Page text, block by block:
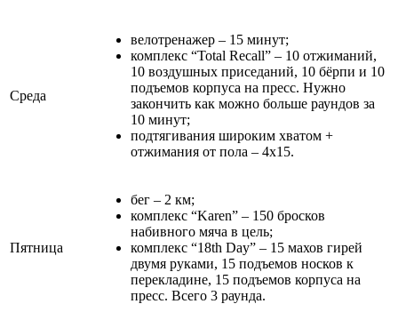
Среда
велотренажер – 15 минут;
комплекс “Total Recall” – 10 отжиманий,
10 воздушных приседаний, 10 бёрпи и 10
подъемов корпуса на пресс. Нужно
закончить как можно больше раундов за
10 минут;
подтягивания широким хватом +
отжимания от пола – 4х15.
Пятница
бег – 2 км;
комплекс “Karen” – 150 бросков
набивного мяча в цель;
комплекс “18th Day” – 15 махов гирей
двумя руками, 15 подъемов носков к
перекладине, 15 подъемов корпуса на
пресс. Всего 3 раунда.